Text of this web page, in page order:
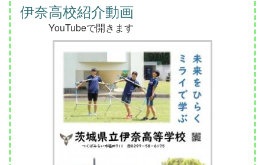
伊奈高校紹介動画
YouTubeで開きます